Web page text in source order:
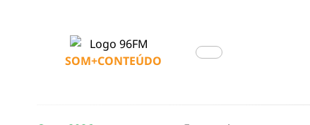
SOM+CONTEÚDO